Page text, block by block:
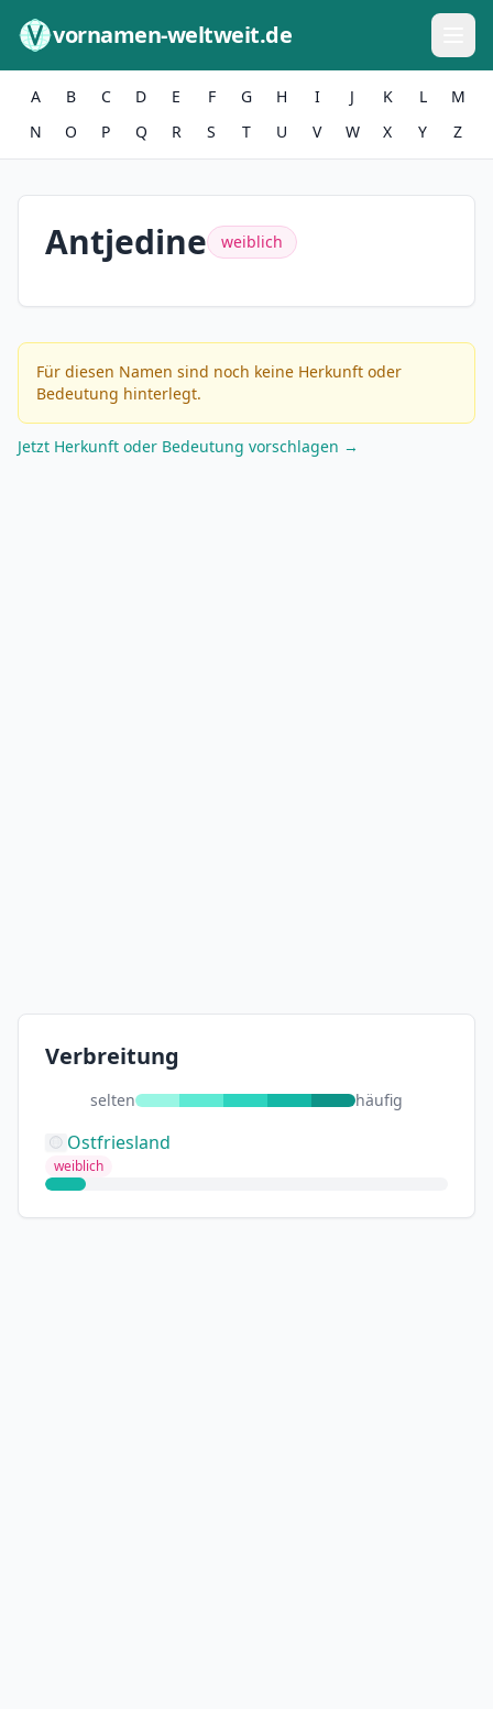
vornamen-weltweit.de
A B C D E F G H I J K L
M
N
O P Q R S T U V W X Y Z
Antjedine weiblich
Für diesen Namen sind noch keine Herkunft oder
Bedeutung hinterlegt.
Jetzt Herkunft oder Bedeutung vorschlagen →
Verbreitung
selten häufig
Ostfriesland
weiblich